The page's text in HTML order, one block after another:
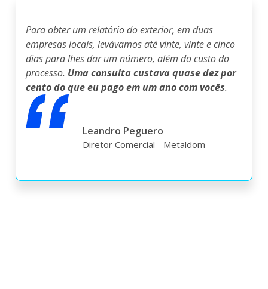
Para obter um relatório do exterior, em duas
empresas locais, levávamos até vinte, vinte e cinco
dias para lhes dar um número, além do custo do
processo. Uma consulta custava quase dez por
cento do que eu pago em um ano com vocês.
Leandro Peguero
Diretor Comercial - Metaldom